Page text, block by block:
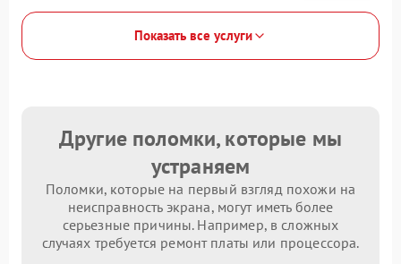
Показать все услуги
Другие поломки, которые мы
устраняем
Поломки, которые на первый взгляд похожи на
неисправность экрана, могут иметь более
серьезные причины. Например, в сложных
случаях требуется ремонт платы или процессора.